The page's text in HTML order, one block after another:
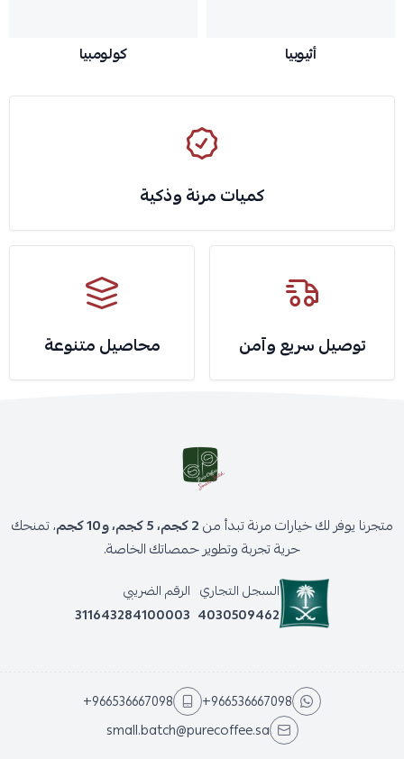
أثيوبيا كولومبيا
كميات مرنة وذكية
توصيل سريع وآمن محاصيل متنوعة
متجرنا يوفر لك خيارات مرنة تبدأ من2 كجم، 5 كجم، و10 كجم
، تمنحك
حرية تجربة وتطوير حمصاتك الخاصة.
السجل التجاري
4030509462
الرقم الضريبي
311643284100003
+966536667098
+966536667098
small.batch@purecoffee.sa